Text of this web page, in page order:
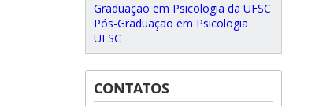
Graduação em Psicologia da UFSC
Pós-Graduação em Psicologia
UFSC
CONTATOS